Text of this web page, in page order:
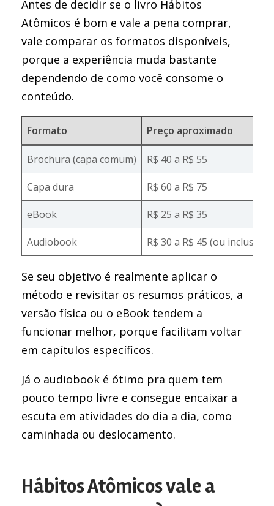
Antes de decidir se o livro Hábitos
Atômicos é bom e vale a pena comprar,
vale comparar os formatos disponíveis,
porque a experiência muda bastante
dependendo de como você consome o
conteúdo.
Formato Preço aproximado
Brochura (capa comum) R$ 40 a R$ 55
Capa dura R$ 60 a R$ 75
eBook R$ 25 a R$ 35
Audiobook R$ 30 a R$ 45 (ou incluso
Se seu objetivo é realmente aplicar o
método e revisitar os resumos práticos, a
versão física ou o eBook tendem a
funcionar melhor, porque facilitam voltar
em capítulos específicos.
Já o audiobook é ótimo pra quem tem
pouco tempo livre e consegue encaixar a
escuta em atividades do dia a dia, como
caminhada ou deslocamento.
Hábitos Atômicos vale a